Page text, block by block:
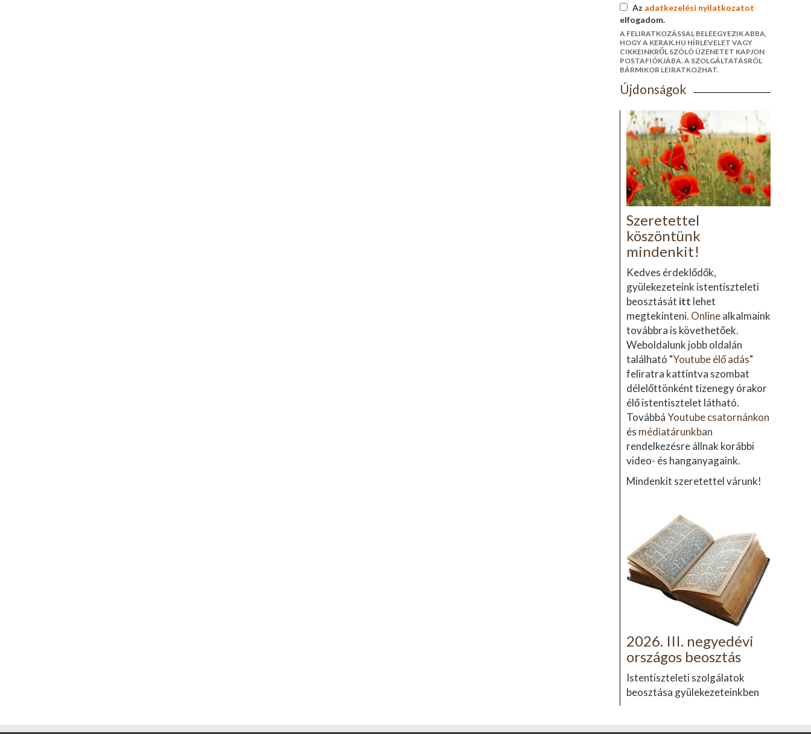
Az adatkezelési nyilatkozatot
elfogadom.
A FELIRATKOZÁSSAL BELEEGYEZIK ABBA,
HOGY A KERAK.HU HÍRLEVELET VAGY
CIKKEINKRŐL SZÓLÓ ÜZENETET KAPJON
POSTAFIÓKJÁBA. A SZOLGÁLTATÁSRÓL
BÁRMIKOR LEIRATKOZHAT.
Újdonságok
Szeretettel
köszöntünk
mindenkit!
Kedves érdeklődők,
gyülekezeteink istentiszteleti
beosztását itt lehet
megtekinteni. Onlinealkalmaink
továbbra is követhetőek.
Weboldalunk jobb oldalán
található "Youtube élő adás"
feliratra kattintva szombat
délelőttönként tizenegy órakor
élő istentisztelet látható.
TovábbáYoutube csatornánkon
és médiatárunkban
rendelkezésre állnak korábbi
video- és hanganyagaink.
Mindenkit szeretettel várunk!
2026. III. negyedévi
országos beosztás
Istentiszteleti szolgálatok
beosztása gyülekezeteinkben